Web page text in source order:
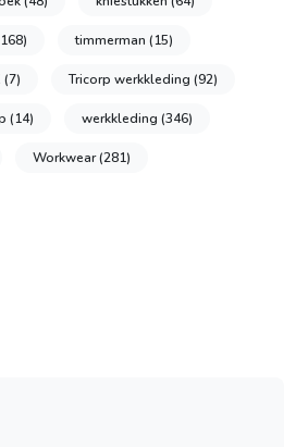
timmerman(15)
(7) Tricorp werkkleding(92)
(14) werkkleding(346)
Workwear(281)